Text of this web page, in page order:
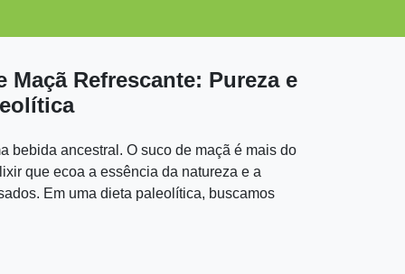
Maçã Refrescante: Pureza e
bebida ancestral. O suco de maçã é mais do
que ecoa a essência da natureza e a
Em uma dieta paleolítica, buscamos